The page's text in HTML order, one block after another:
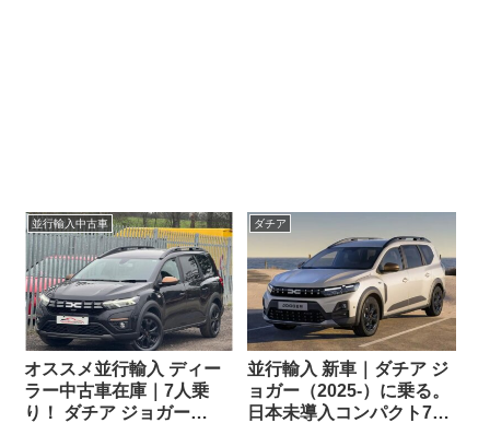
並行輸入中古車
オススメ並行輸入 ディー
ラー中古車在庫｜7人乗
り！ ダチア ジョガー
ダチア
並行輸入 新車｜ダチア ジ
ョガー（2025-）に乗る。
日本未導入コンパクト7シ